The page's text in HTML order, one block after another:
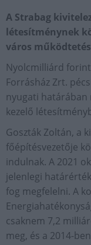
A Strabag
létesítménynek
város
Nyolcmilliárd
Forrásház Zrt.
nyugati határában
kezelő
Goszták Zoltán, a
főépítésvezetője
indulnak. A 2021
jelenlegi
fog megfelelni. A
csaknem 7,2
meg, és a 2014-